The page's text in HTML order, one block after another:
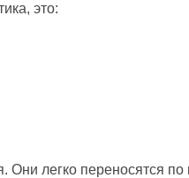
это:
легко переносятся по